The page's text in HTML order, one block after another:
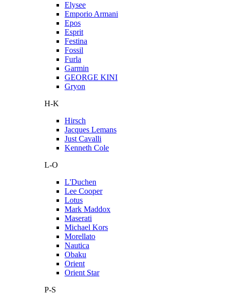
Elysee
Emporio Armani
Epos
Esprit
Festina
Fossil
Furla
Garmin
GEORGE KINI
Gryon
H-K
Hirsch
Jacques Lemans
Just Cavalli
Kenneth Cole
L-O
L'Duchen
Lee Cooper
Lotus
Mark Maddox
Maserati
Michael Kors
Morellato
Nautica
Obaku
Orient
Orient Star
P-S